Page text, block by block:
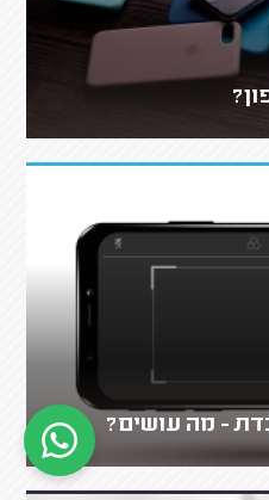
- מה עושים?